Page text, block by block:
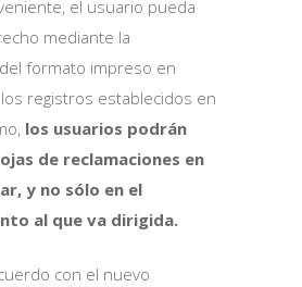
el usuario pueda
mediante la
formato impreso en
registros establecidos en
los usuarios podrán
de reclamaciones en
y no sólo en el
al que va dirigida.
con el nuevo